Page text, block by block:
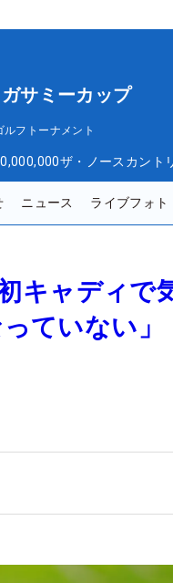
サミーカップ
フトーナメント
ザ・ノースカント
ニュース ライブフォト
キャディで
ていない」